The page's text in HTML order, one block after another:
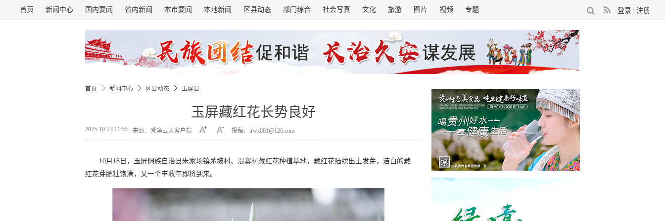
登录 注册
首页 新闻中心 国内要闻 省内新闻 本市要闻 本地新闻 区县动态 部门综合 社会写真 文化 旅游 图片 视频 专题
首页 新闻中心 区县动态 玉屏县
玉屏藏红花长势良好
2025-10-23 11:55 来源：梵净云天客户端 投稿：trwz001@126.com
10月18日，玉屏侗族自治县朱家场镇茅坡村、混寨村藏红花种植基地，藏红花陆续出土发芽，洁白的藏
红花芽肥壮饱满，又一个丰收年即将到来。